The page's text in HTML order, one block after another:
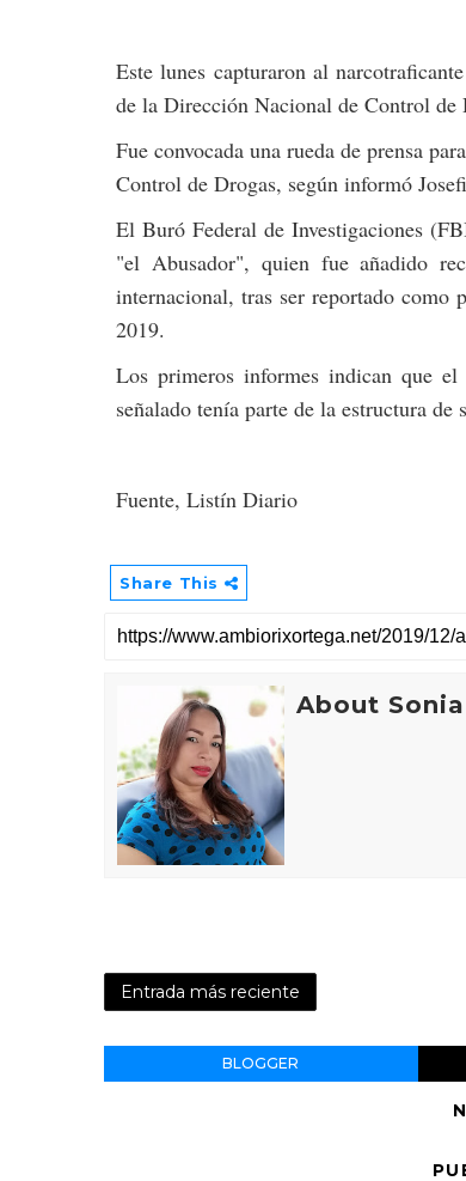
Este lunes capturaron al
de la Dirección Nacional de Control de
Fue convocada una rueda de prensa
Control de Drogas, según informó
El Buró Federal de Investigaciones
"el Abusador", quien fue añadido
internacional, tras ser reportado como
2019.
Los primeros informes indican que
señalado tenía parte de la estructura
Fuente, Listín Diario
Share This
About
Entrada más reciente
BLOGGER